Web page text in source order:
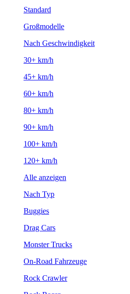
Standard
Großmodelle
Nach Geschwindigkeit
30+ km/h
45+ km/h
60+ km/h
80+ km/h
90+ km/h
100+ km/h
120+ km/h
Alle anzeigen
Nach Typ
Buggies
Drag Cars
Monster Trucks
On-Road Fahrzeuge
Rock Crawler